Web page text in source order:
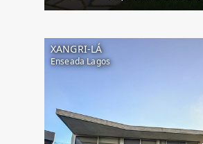
XANGRI-LÁ
Enseada Lagos